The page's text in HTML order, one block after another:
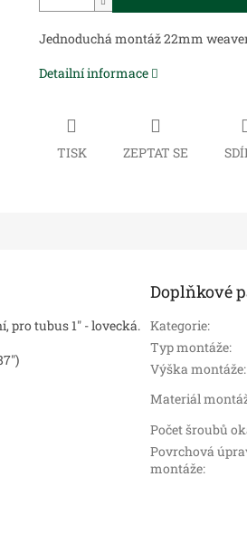
Jednoduchá montáž 22mm
Detailní informace
TISK ZEPTAT SE
pro tubus 1" - lovecká.
Doplňkové
Kategorie:
Typ montáže:
Výška montáže:
Materiál
Počet šroubů
Povrchová
montáže: